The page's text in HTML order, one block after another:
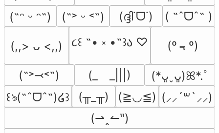
(˶ᵔ ᵕ ᵔ˶)
(˶˃ ᵕ ˂˶) (ദ്ദി˙ᗜ˙) ( ˶ˆᗜˆ˵ )
(,,> ᴗ <,,) ૮꒰ ˶• ༝ •˶꒱ა ♡ (º﹃º)
(˶˃⤙˂˶) (_　_|||)
(*ᴗ͈ˬᴗ͈)ꕤ*.ﾟ
꒰ঌ(˶ˆᗜˆ˵)໒꒱
(╥_╥) (≧◡≦) (⸝⸝´꒳`⸝⸝)
(⇀‸↼‶)